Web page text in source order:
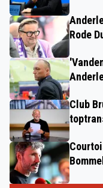
Rode
Club
Bommel